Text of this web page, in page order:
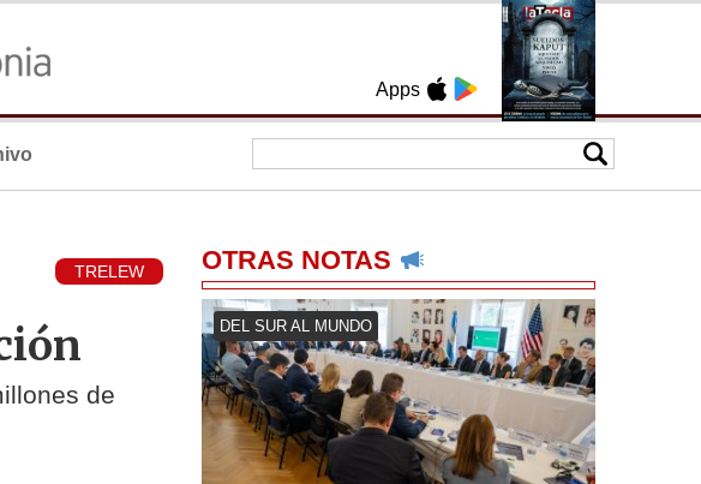
Apps
TRELEW
de
OTRAS NOTAS
DEL SUR AL MUNDO